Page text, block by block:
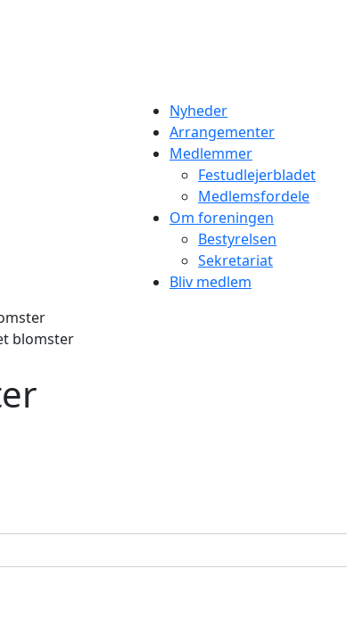
Nyheder
Arrangementer
Medlemmer
Festudlejerbladet
Medlemsfordele
Om foreningen
Bestyrelsen
Sekretariat
Bliv medlem
blomster